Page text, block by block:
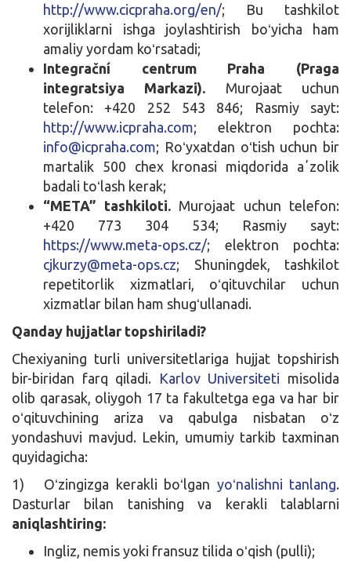
http://www.cicpraha.org/en/; Bu tashkilot
xorijliklarni ishga joylashtirish boʻyicha ham
amaliy yordam koʻrsatadi;
Integrační centrum Praha (Praga
integratsiya Markazi). Murojaat uchun
telefon: +420 252 543 846; Rasmiy sayt:
http://www.icpraha.com; elektron pochta:
info@icpraha.com; Roʻyxatdan oʻtish uchun bir
martalik 500 chex kronasi miqdorida aʼzolik
badali toʻlash kerak;
“META” tashkiloti. Murojaat uchun telefon:
+420 773 304 534; Rasmiy sayt:
https://www.meta-ops.cz/; elektron pochta:
cjkurzy@meta-ops.cz; Shuningdek, tashkilot
repetitorlik xizmatlari, oʻqituvchilar uchun
xizmatlar bilan ham shugʻullanadi.
Qanday hujjatlar topshiriladi?
Chexiyaning turli universitetlariga hujjat topshirish
bir-biridan farq qiladi.
Karlov Universiteti misolida
olib qarasak, oliygoh 17 ta fakultetga ega va har bir
oʻqituvchining ariza va qabulga nisbatan oʻz
yondashuvi mavjud. Lekin, umumiy tarkib taxminan
quyidagicha:
1) Oʻzingizga kerakli boʻlgan yoʻnalishni tanlang.
Dasturlar bilan tanishing va kerakli talablarni
aniqlashtiring:
Ingliz, nemis yoki fransuz tilida oʻqish (pulli);